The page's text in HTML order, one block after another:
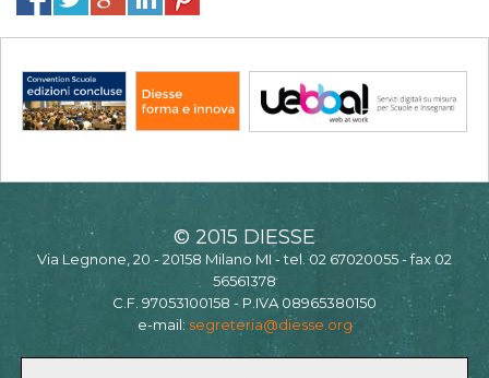
© 2015 DIESSE
Via Legnone, 20 - 20158 Milano MI - tel. 02 67020055 - fax 02
56561378
C.F. 97053100158 - P.IVA 08965380150
e-mail: segreteria@diesse.org